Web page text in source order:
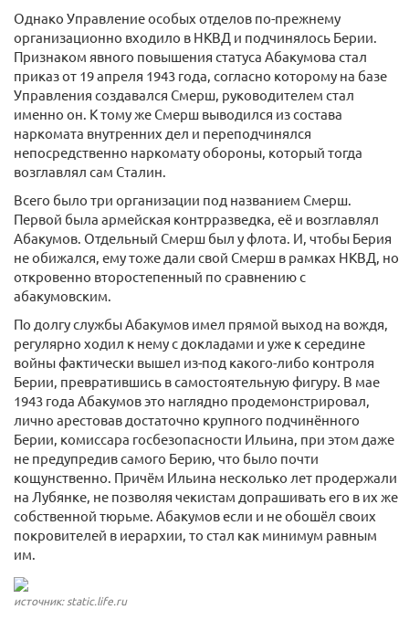
Однако Управление особых отделов по-прежнему
организационно входило в НКВД и подчинялось Берии.
Признаком явного повышения статуса Абакумова стал
приказ от 19 апреля 1943 года, согласно которому на базе
Управления создавался Смерш, руководителем стал
именно он. К тому же Смерш выводился из состава
наркомата внутренних дел и переподчинялся
непосредственно наркомату обороны, который тогда
возглавлял сам Сталин.
Всего было три организации под названием Смерш.
Первой была армейская контрразведка, её и возглавлял
Абакумов. Отдельный Смерш был у флота. И, чтобы Берия
не обижался, ему тоже дали свой Смерш в рамках НКВД, но
откровенно второстепенный по сравнению с
абакумовским.
По долгу службы Абакумов имел прямой выход на вождя,
регулярно ходил к нему с докладами и уже к середине
войны фактически вышел из-под какого-либо контроля
Берии, превратившись в самостоятельную фигуру. В мае
1943 года Абакумов это наглядно продемонстрировал,
лично арестовав достаточно крупного подчинённого
Берии, комиссара госбезопасности Ильина, при этом даже
не предупредив самого Берию, что было почти
кощунственно. Причём Ильина несколько лет продержали
на Лубянке, не позволяя чекистам допрашивать его в их же
собственной тюрьме. Абакумов если и не обошёл своих
покровителей в иерархии, то стал как минимум равным
им.
источник: static.life.ru